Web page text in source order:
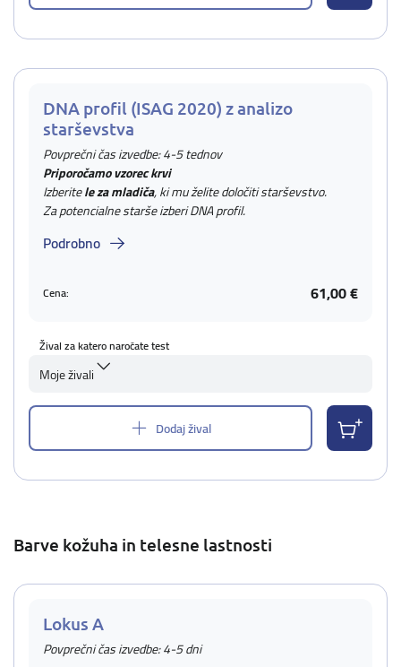
DNA profil (ISAG 2020) z analizo
starševstva
Povprečni čas izvedbe: 4-5 tednov
Priporočamo vzorec krvi
Izberitele za mladiča, ki mu želite določiti starševstvo.
Za potencialne starše izberi DNA profil.
Podrobno
Cena: 61,00 €
Žival za katero naročate test
Moje živali
Dodaj žival
Barve kožuha in telesne lastnosti
Lokus A
Povprečni čas izvedbe: 4-5 dni